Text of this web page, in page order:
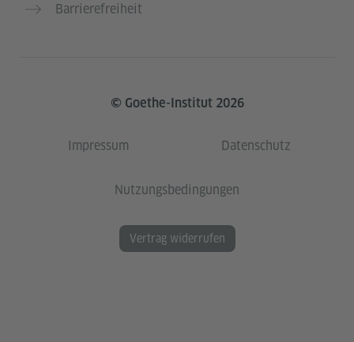
Barrierefreiheit
© Goethe-Institut 2026
Impressum Datenschutz
Nutzungsbedingungen
Vertrag widerrufen